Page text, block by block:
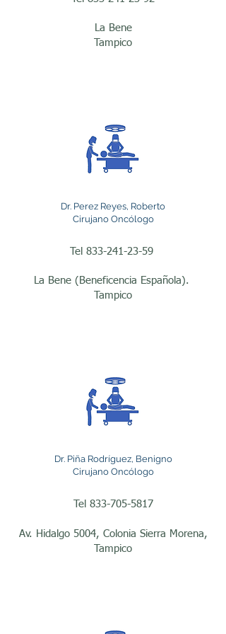
abarca una amplia
variedad de
enfermedades malignas.
tumores de mama, piel,
tiroides, estómago, colon,
recto, hígado, páncreas,
salivales y muchos otros
individualizada para
combinarse con
quimioterapia,
radioterapia,
inmunoterapia u otras
modalidades terapéuticas.
más frecuentes realizados
La Bene
Tampico
Dr. Perez Reyes, Roberto
Cirujano Oncólogo
Tel 833-241-23-59
La Bene (Beneficencia Española).
Tampico
Dr. Piña Rodríguez, Benigno
Cirujano Oncólogo
Tel 833-705-5817
Av. Hidalgo 5004, Colonia Sierra Morena,
Tampico